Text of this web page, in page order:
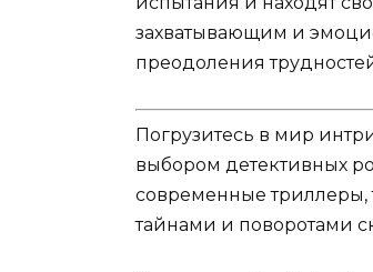
захватывающим и
преодоления
Погрузитесь в мир
выбором детективных
современные триллеры,
тайнами и поворотами